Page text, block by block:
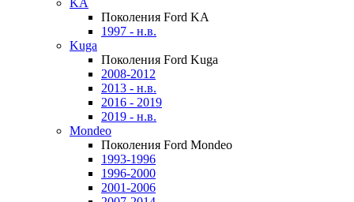
KA
Поколения Ford KA
1997 - н.в.
Kuga
Поколения Ford Kuga
2008-2012
2013 - н.в.
2016 - 2019
2019 - н.в.
Mondeo
Поколения Ford Mondeo
1993-1996
1996-2000
2001-2006